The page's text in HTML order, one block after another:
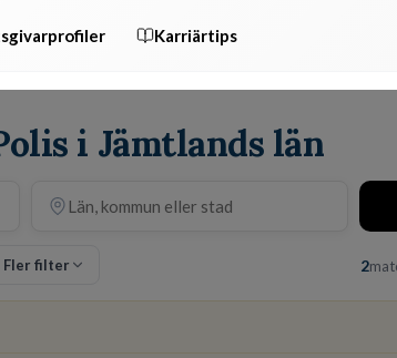
Karriärtips
i Jämtlands län
Fler filter 2